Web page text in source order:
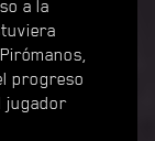
a la
progreso
jugador